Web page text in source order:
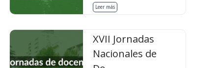
Leer más
XVII Jornadas
Nacionales de